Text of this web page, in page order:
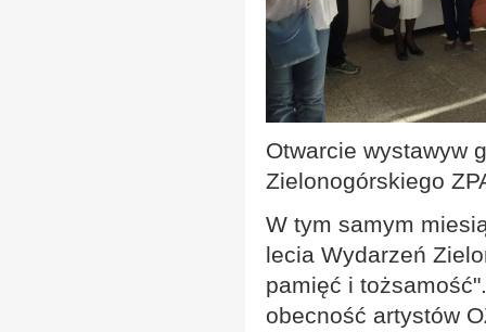
Otwarcie wystawyw
Zielonogórskiego
W tym samym
lecia Wydarzeń
pamięć i
obecność artystów